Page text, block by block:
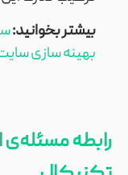
بیشتر بخوانید:
بهینه‌ سازی
رابطه